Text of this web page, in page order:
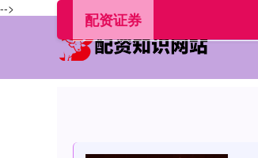
-->
配资证券